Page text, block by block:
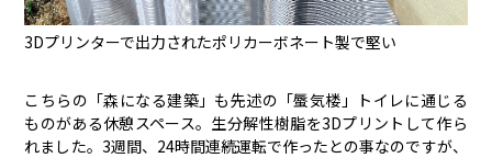
3Dプリンターで出力されたポリカーボネート製で堅い
こちらの「森になる建築」も先述の「蜃気楼」トイレに通じる
ものがある休憩スペース。生分解性樹脂を3Dプリントして作ら
れました。3週間、24時間連続運転で作ったとの事なのですが、